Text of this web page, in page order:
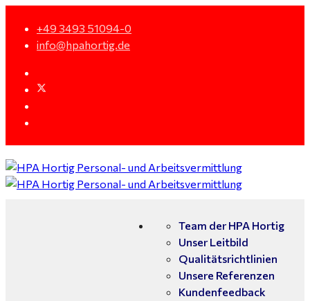
+49 3493 51094-0
info@hpahortig.de
Team der HPA Hortig
Unser Leitbild
Qualitätsrichtlinien
Unsere Referenzen
Kundenfeedback